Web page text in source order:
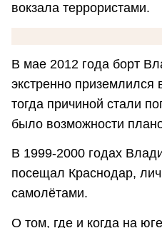
вокзала террористами.
В мае 2012 года борт
экстренно
тогда причиной стали
было возможности
В 1999-2000 годах
посещал Краснодар,
самолётами.
О том, где и когда на